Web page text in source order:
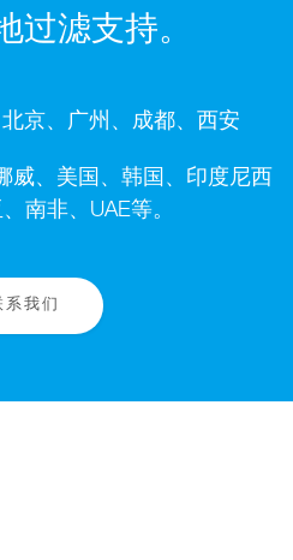
过滤支持。
京、广州、成都、西安
、美国、韩国、印度尼西
南非、UAE等。
系我们